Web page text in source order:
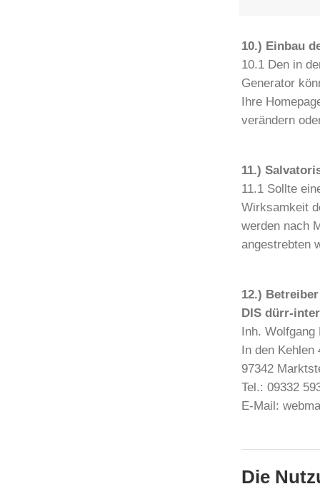
10.) Einbau
10.1 Den in
Generator
Ihre
verändern
11.)
11.1 Sollte
Wirksamkeit
werden nach
angestrebten
12.)
DIS dürr-
Inh. Wolfgang
In den Kehlen
97342
Tel.: 09332
E-Mail:
Die